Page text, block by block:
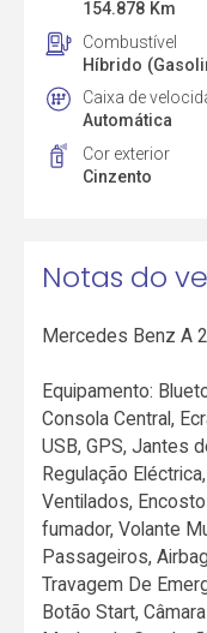
154.878 Km
Combustível
Híbrido
Caixa de
Automática
Cor exterior
Cinzento
Notas do
Mercedes Benz A
Equipamento:
Consola Central,
USB, GPS, Jantes
Regulação
Ventilados,
fumador, Volante
Passageiros,
Travagem De
Botão Start,